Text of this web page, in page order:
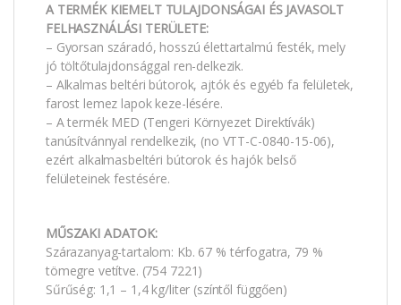
A TERMÉK KIEMELT TULAJDONSÁGAI ÉS JAVASOLT
FELHASZNÁLÁSI TERÜLETE:
– Gyorsan száradó, hosszú élettartalmú festék, mely
jó töltőtulajdonsággal ren-delkezik.
– Alkalmas beltéri bútorok, ajtók és egyéb fa felületek,
farost lemez lapok keze-lésére.
– A termék MED (Tengeri Környezet Direktívák)
tanúsítvánnyal rendelkezik, (no VTT-C-0840-15-06),
ezért alkalmasbeltéri bútorok és hajók belső
felületeinek festésére.
MŰSZAKI ADATOK:
Szárazanyag-tartalom: Kb. 67 % térfogatra, 79 %
tömegre vetítve. (754 7221)
Sűrűség: 1,1 – 1,4 kg/liter (színtől függően)